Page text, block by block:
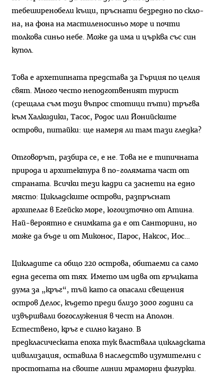
тебеширенобели къщи, пръснати безредно по скло­
на, на фона на мастиленосиньо море и почти
толкова синьо небе. Може да има и църква със син
ку­пол.
Това е архетипната предста­ва за Гърция по целия
свят. Много често неподготвеният турист
(срещала съм този въпрос сто­тици пъти) тръгва
към Халкиди­ки, Тасос, Родос или Йонийските
острови, питайки: ще намеря ли там тази гледка?
Отговорът, разбира се, е не. Това не е типичната
природа и ар­хитектура в по-голямата част от
страната. Всички тези кадри са за­снети на едно
място: Цикладските острови, разпръснат
архипелаг в Егейско море, югоизточно от Ати­на.
Най-вероятно е снимката да е от Санторини, но
може да бъде и от Миконос, Парос, Наксос, Иос…
Цикладите са общо 220 остро­ва, обитаеми са само
една десета от тях. Името им идва от гръц­ката
дума за „кръг“, тъй като са опасали свещения
остров Делос, където преди близо 3000 години са
извършвали богослужения в чест на Аполон.
Естествено, кръг е силно казано. В
предкласическата епоха тук властвала цикладската
цивилизация, оставила в наслед­ство изумителни с
простотата на своите линии мраморни фигурки.